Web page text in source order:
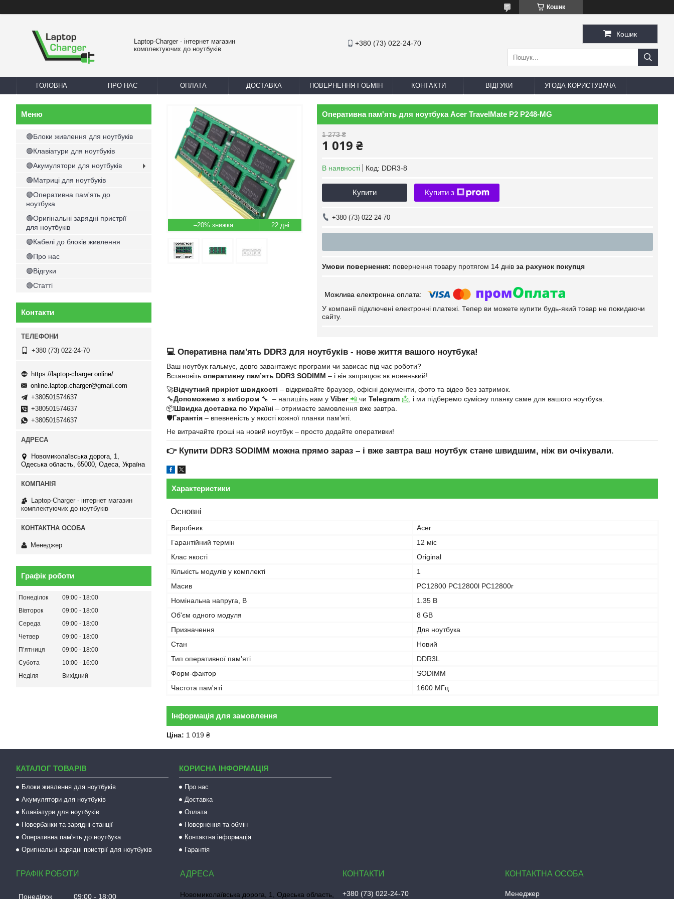
Кошик
Laptop-Charger - інтернет магазин
комплектуючих до ноутбуків
+380 (73) 022-24-70
Кошик
ГОЛОВНА ПРО НАС ОПЛАТА ДОСТАВКА ПОВЕРНЕННЯ І ОБМІН КОНТАКТИ ВІДГУКИ УГОДА КОРИСТУВАЧА
–20% 22 дні
Оперативна пам'ять для ноутбука Acer TravelMate P2 P248-MG
1 273 ₴
1 019 ₴
В наявності Код: DDR3-8
Купити Купити з
+380 (73) 022-24-70
повернення товару протягом 14 днів за рахунок покупця
У компанії підключені електронні платежі. Тепер ви можете купити будь-який товар не покидаючи
сайту.
💻 Оперативна пам'ять DDR3 для ноутбуків - нове життя вашого ноутбука!
Ваш ноутбук гальмує, довго завантажує програми чи зависає під час роботи?
Встановіть оперативну пам’ять DDR3 SODIMM – і він запрацює як новенький!
🚀Відчутний приріст швидкості – відкривайте браузер, офісні документи, фото та відео без затримок.
🔧Допоможемо з вибором 🔧 – напишіть нам у Viber📲 чи Telegram 📩 , і ми підберемо сумісну планку саме для вашого ноутбука.
📦Швидка доставка по Україні – отримаєте замовлення вже завтра.
🛡Гарантія – впевненість у якості кожної планки пам’яті.
Не витрачайте гроші на новий ноутбук – просто додайте оперативки!
👉 Купити DDR3 SODIMM можна прямо зараз – і вже завтра ваш ноутбук стане швидшим, ніж ви очікували.
Характеристики
Основні
Виробник
Acer
Гарантійний термін
12 міс
Клас якості
Original
Кількість модулів у комплекті
1
Масив
PC12800 PC12800l PC12800r
Номінальна напруга, В
1.35 В
Об'єм одного модуля
8 GB
Призначення
Для ноутбука
Стан
Новий
Тип оперативної пам'яті
DDR3L
Форм-фактор
SODIMM
Частота пам'яті
1600 МГц
Інформація для замовлення
Ціна: 1 019 ₴
🟢Блоки живлення для ноутбуків
🟢Клавіатури для ноутбуків
🟢Акумулятори для ноутбуків
🟢Матриці для ноутбуків
🟢Оперативна пам'ять до
ноутбука
🟢Оригінальні зарядні пристрії
для ноутбуків
🟢Кабелі до блоків живлення
🟢Про нас
🟢Відгуки
🟢Статті
Контакти
+380 (73) 022-24-70
https://laptop-charger.online/
online.laptop.charger@gmail.com
+380501574637
+380501574637
+380501574637
Новомиколаївська дорога, 1,
Одеська область, 65000, Одеса, Україна
Laptop-Charger - інтернет магазин
комплектуючих до ноутбуків
Менеджер
Графік роботи
Понеділок 09:00
18:00
Вівторок
09:00
18:00
Середа
09:00
18:00
Четвер
09:00
18:00
Пʼятниця
09:00
18:00
Субота
10:00
16:00
Неділя
Вихідний
КАТАЛОГ ТОВАРІВ
Блоки живлення для ноутбуків
Акумулятори для ноутбуків
Клавіатури для ноутбуків
Повербанки та зарядні станції
Оперативна пам'ять до ноутбука
Оригінальні зарядні пристрії для ноутбуків
КОРИСНА ІНФОРМАЦІЯ
Про нас
Доставка
Оплата
Повернення та обмін
Контактна інформація
Гарантія
ГРАФІК РОБОТИ
Понеділок 09:00 18:00 Новомиколаївська дорога, 1, Одеська область, +380 (73) 022-24-70 Менеджер